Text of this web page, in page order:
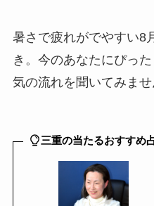
暑さで疲れがでやすい8
き。今のあなたにぴっ
気の流れを聞いてみませ
三重の当たるおすすめ